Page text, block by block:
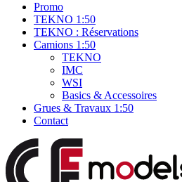
Promo
TEKNO 1:50
TEKNO : Réservations
Camions 1:50
TEKNO
IMC
WSI
Basics & Accessoires
Grues & Travaux 1:50
Contact